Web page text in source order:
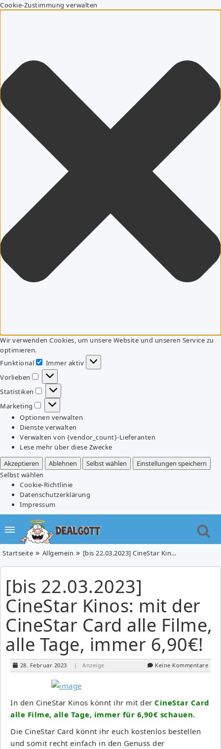
Cookie-Zustimmung verwalten
Wir verwenden Cookies, um unsere Website und unseren Service zu
optimieren.
Funktional
Funktional
Immer aktiv
Vorlieben
Vorlieben
Statistiken
Statistiken
Marketing
Marketing
Optionen verwalten
Dienste verwalten
Verwalten von {vendor_count}-Lieferanten
Lese mehr über diese Zwecke
Akzeptieren
Ablehnen Selbst wählen
Einstellungen speichern
Selbst wählen
Cookie-Richtlinie
Datenschutzerklärung
Impressum
Startseite Allgemein [bis 22.03.2023] CineStar Kinos: mit der CineStar Card alle Filme, alle Tage, immer 6,90€!
[bis 22.03.2023]
CineStar Kinos: mit der
CineStar Card alle Filme,
alle Tage, immer 6,90€!
28. Februar 2023 | Anzeige Keine Kommentare
In den CineStar Kinos könnt ihr mit der CineStar Card
alle Filme, alle Tage, immer für 6,90€ schauen.
Die CineStar Card könnt ihr euch kostenlos bestellen
und somit recht einfach in den Genuss der